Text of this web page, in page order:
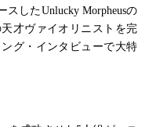
したUnlucky Morpheusの
才ヴァイオリニストを完
グ・インタビューで大特